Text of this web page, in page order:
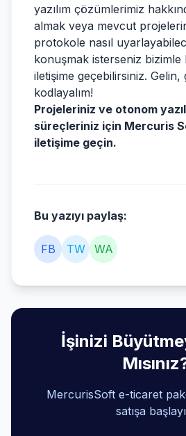
yazılım çözümlerimiz
almak veya mevcut
protokole nasıl
konuşmak isterseniz bizimle
iletişime geçebilirsiniz. Gelin,
kodlayalım!
Projeleriniz ve otonom
süreçleriniz için Mercuris
iletişime geçin.
Bu yazıyı paylaş:
FB TW WA
İşinizi
MercurisSoft e-ticaret
satışa